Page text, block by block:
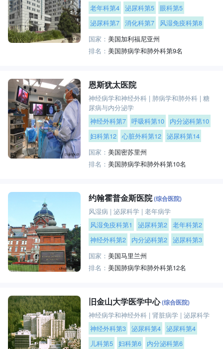
老年科第4 泌尿科第5 眼科第5
泌尿科第7 消化科第7
风湿免疫科第8
国家：美国加利福尼亚州
排名：美国肺病学和肺外科第9名
恩斯犹太医院
神经病学和神经外科 | 肺病学和肺外科 |糖
尿病与内分泌学
神经外科第7 呼吸科第10
内分泌科第10
妇科第12 心脏外科第12 泌尿科第14
国家：美国密苏里州
排名：美国肺病学和肺外科第10名
约翰霍普金斯医院(综合医院)
风湿病 |泌尿科学 |老年病学
风湿免疫科第1
泌尿科第2 老年科第2
神经外科第2
内分泌科第2 泌尿科第3
国家：美国马里兰州
排名：美国肺病学和肺外科第12名
旧金山大学医学中心(综合医院)
神经病学和神经外科 |肾脏病学 |泌尿科学
神经外科第3 泌尿科第4 泌尿科第4
儿科第5 妇科第6
内分泌科第6